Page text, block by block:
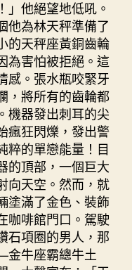
」他絕望地低吼。
他為林天秤準備了
的天秤座黃銅齒輪
為害怕被拒絕。這
感。張水瓶咬緊牙
，將所有的齒輪都
機器發出刺耳的尖
瘋狂閃爍，發出警
粹的單戀能量！目
的頂部，一個巨大
向天空。然而，就
塗滿了金色、裝飾
咖啡館門口。駕駛
石項圈的男人，那
牛座霸總牛土